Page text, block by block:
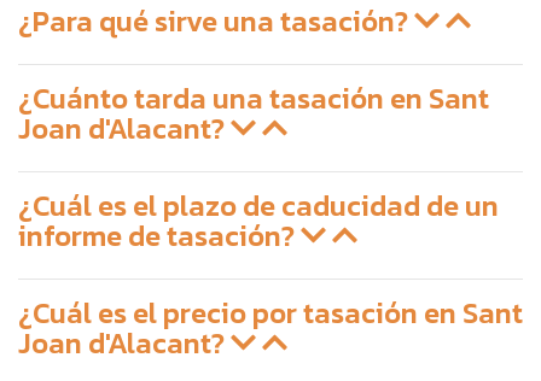
¿Para qué sirve una tasación?
¿Cuánto tarda una tasación en Sant
Joan d'Alacant?
¿Cuál es el plazo de caducidad de un
informe de tasación?
¿Cuál es el precio por tasación en Sant
Joan d'Alacant?